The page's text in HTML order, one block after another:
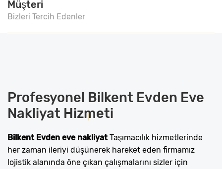
Müşteri
Bizleri Tercih Edenler
Profesyonel Bilkent Evden Eve
Nakliyat Hizmeti
Bilkent Evden eve nakliyatTaşımacılık hizmetlerinde
her zaman ileriyi düşünerek hareket eden firmamız
lojistik alanında öne çıkan çalışmalarını sizler için